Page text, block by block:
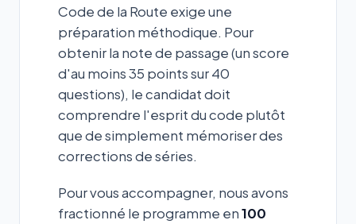
Code de la Route exige une
préparation méthodique. Pour
obtenir la note de passage (un score
d'au moins 35 points sur 40
questions), le candidat doit
comprendre l'esprit du code plutôt
que de simplement mémoriser des
corrections de séries.
Pour vous accompagner, nous avons
fractionné le programme en100